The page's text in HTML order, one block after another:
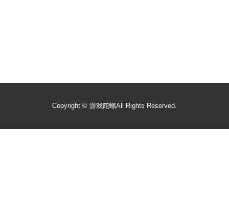
Copyright © 游戏陀螺All Rights Reserved.